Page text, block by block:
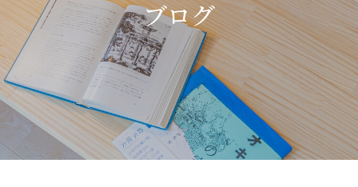
ブログ